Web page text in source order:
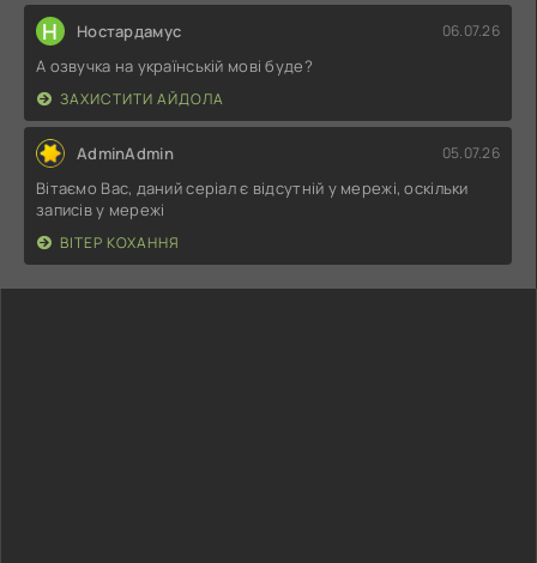
Н Ностардамус 06.07.26
А озвучка на українській мові буде?
ЗАХИСТИТИ АЙДОЛА
AdminAdmin 05.07.26
Вітаємо Вас, даний серіал є відсутній у мережі, оскільки
записів у мережі
ВІТЕР КОХАННЯ